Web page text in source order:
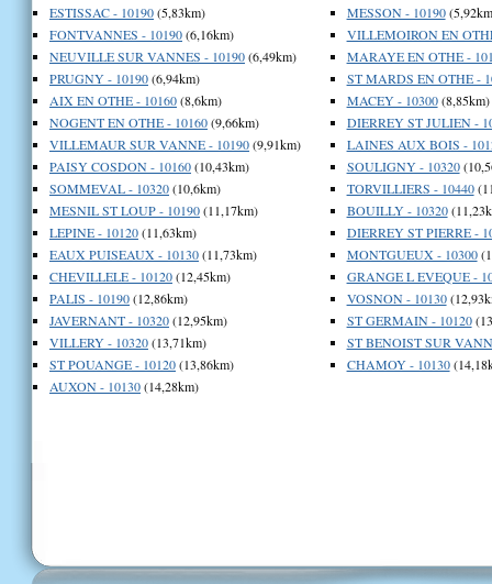
ESTISSAC - 10190(5,83km)
FONTVANNES - 10190(6,16km)
NEUVILLE SUR VANNES - 10190(6,49km)
PRUGNY - 10190(6,94km)
AIX EN OTHE - 10160(8,6km)
NOGENT EN OTHE - 10160(9,66km)
VILLEMAUR SUR VANNE - 10190(9,91km)
PAISY COSDON - 10160(10,43km)
SOMMEVAL - 10320(10,6km)
MESNIL ST LOUP - 10190(11,17km)
LEPINE - 10120(11,63km)
EAUX PUISEAUX - 10130(11,73km)
CHEVILLELE - 10120(12,45km)
PALIS - 10190(12,86km)
JAVERNANT - 10320(12,95km)
VILLERY - 10320(13,71km)
ST POUANGE - 10120(13,86km)
AUXON - 10130(14,28km)
MESSON - 10190
VILLEMOIRON EN
MARAYE EN OTHE -
ST MARDS EN OTHE -
MACEY - 10300(8,85km)
DIERREY ST JULIEN -
LAINES AUX BOIS -
SOULIGNY - 10320
TORVILLIERS - 10440
BOUILLY - 10320
DIERREY ST PIERRE -
MONTGUEUX - 10300
GRANGE L EVEQUE -
VOSNON - 10130
ST GERMAIN - 10120
ST BENOIST SUR
CHAMOY - 10130